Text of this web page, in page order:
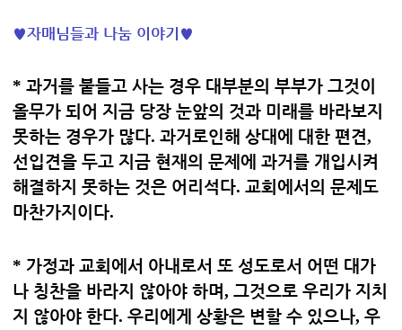
♥자매님들과 나눔 이야기 ♥
* 과거를 붙들고 사는 경우 대부분의 부부가 그것이
올무가 되어 지금 당장 눈앞의 것과 미래를 바라보지
못하는 경우가 많다. 과거로인해 상대에 대한 편견,
선입견을 두고 지금 현재의 문제에 과거를 개입시켜
해결하지 못하는 것은 어리석다. 교회에서의 문제도
마찬가지이다.
* 가정과 교회에서 아내로서 또 성도로서 어떤 대가
나 칭찬을 바라지 않아야 하며, 그것으로 우리가 지치
지 않아야 한다. 우리에게 상황은 변할 수 있으나, 우